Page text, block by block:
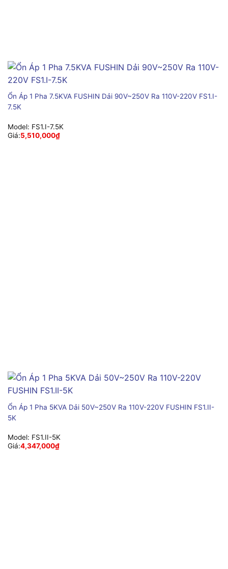
Ổn Áp 1 Pha 7.5KVA FUSHIN Dải 90V~250V Ra 110V-220V FS1.I-
7.5K
Model: FS1.I-7.5K
Giá:5,510,000₫
Ổn Áp 1 Pha 5KVA Dải 50V~250V Ra 110V-220V FUSHIN FS1.II-
5K
Model: FS1.II-5K
Giá:4,347,000₫